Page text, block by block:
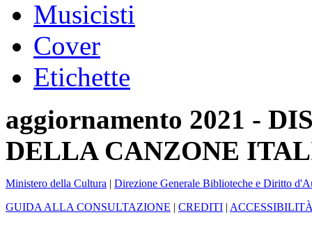
Musicisti
Cover
Etichette
aggiornamento 2021 -
DELLA CANZONE
Ministero della Cultura | Direzione Generale Biblioteche e Diritto
GUIDA ALLA CONSULTAZIONE | CREDITI |